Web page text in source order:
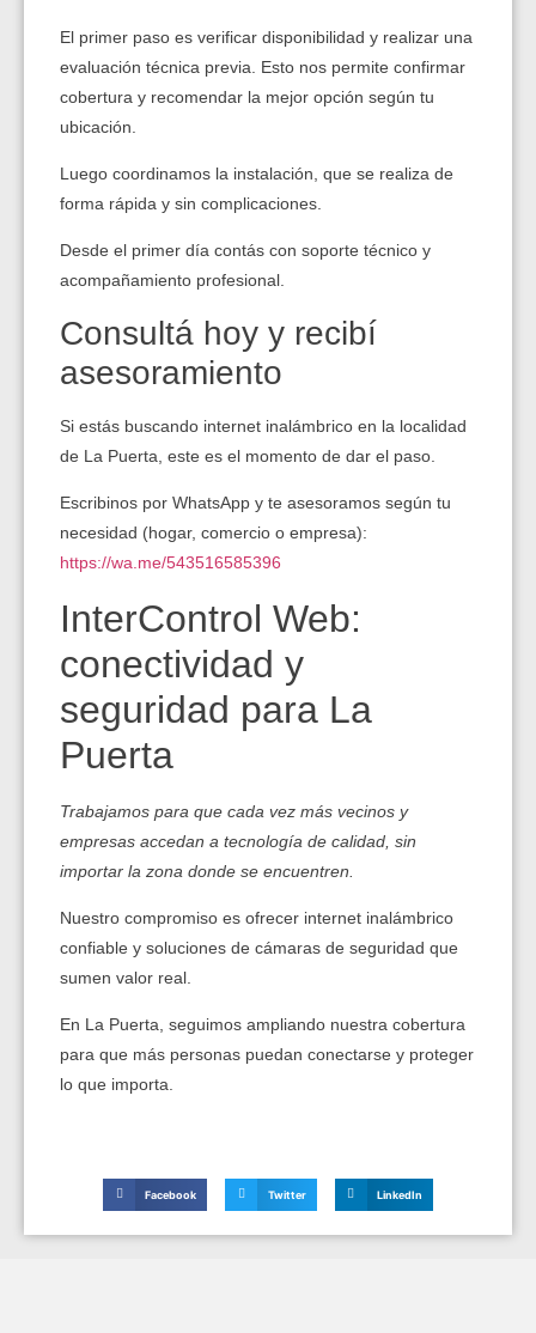
El primer paso es verificar disponibilidad y realizar una
evaluación técnica previa. Esto nos permite confirmar
cobertura y recomendar la mejor opción según tu
ubicación.
Luego coordinamos la instalación, que se realiza de
forma rápida y sin complicaciones.
Desde el primer día contás con soporte técnico y
acompañamiento profesional.
Consultá hoy y recibí
asesoramiento
Si estás buscando internet inalámbrico en la localidad
de La Puerta, este es el momento de dar el paso.
Escribinos por WhatsApp y te asesoramos según tu
necesidad (hogar, comercio o empresa):
https://wa.me/543516585396
InterControl Web:
conectividad y
seguridad para La
Puerta
Trabajamos para que cada vez más vecinos y
empresas accedan a tecnología de calidad, sin
importar la zona donde se encuentren.
Nuestro compromiso es ofrecer internet inalámbrico
confiable y soluciones de cámaras de seguridad que
sumen valor real.
En La Puerta, seguimos ampliando nuestra cobertura
para que más personas puedan conectarse y proteger
lo que importa.
Facebook Twitter LinkedIn